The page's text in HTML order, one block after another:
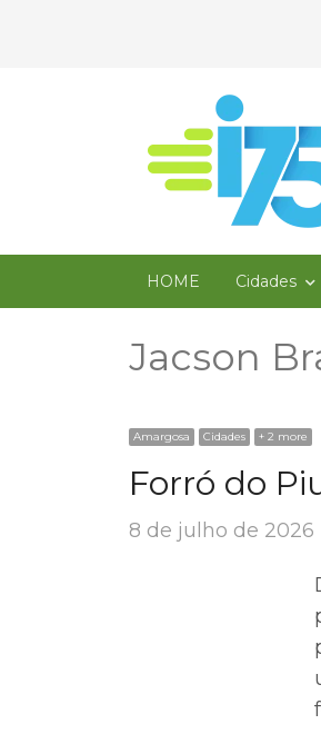
HOME Cidades
Jacson
Amargosa Cidades + 2 more
Forró do
8 de julho de 2026